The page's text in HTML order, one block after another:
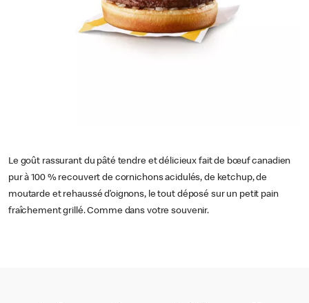
Le goût rassurant du pâté tendre et délicieux fait de bœuf canadien
pur à 100 % recouvert de cornichons acidulés, de ketchup, de
moutarde et rehaussé d’oignons, le tout déposé sur un petit pain
fraîchement grillé. Comme dans votre souvenir.